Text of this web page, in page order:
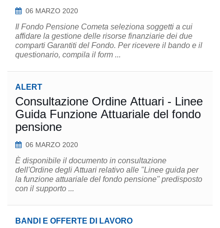
06 MARZO 2020
Il Fondo Pensione Cometa seleziona soggetti a cui
affidare la gestione delle risorse finanziarie dei due
comparti Garantiti del Fondo. Per ricevere il bando e il
questionario, compila il form ...
ALERT
Consultazione Ordine Attuari - Linee
Guida Funzione Attuariale del fondo
pensione
06 MARZO 2020
È disponibile il documento in consultazione
dell'Ordine degli Attuari relativo alle "Linee guida per
la funzione attuariale del fondo pensione" predisposto
con il supporto ...
BANDI E OFFERTE DI LAVORO